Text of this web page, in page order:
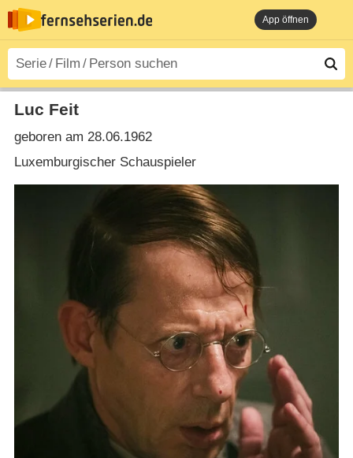
App öffnen
Luc Feit
geboren am 28.06.1962
Luxemburgischer Schauspieler